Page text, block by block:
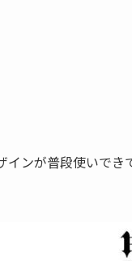
ンが普段使いでき